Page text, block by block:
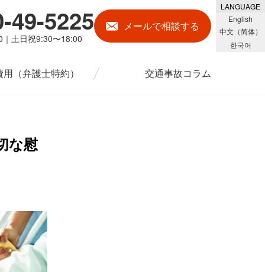
49-5225
土日祝9:30〜18:00
メールで相談する
LANGUAGE
English
中文（简体）
한국어
用 （弁護士特約） 交通事故コラム
な慰